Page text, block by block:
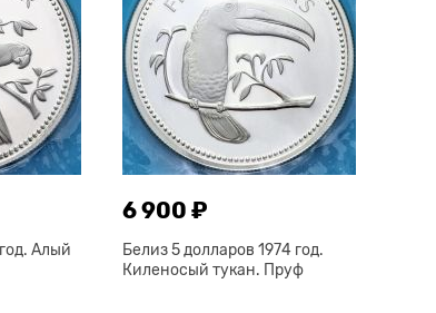
Алый
6 900 ₽
Белиз 5 долларов 1974 год.
Киленосый тукан. Пруф